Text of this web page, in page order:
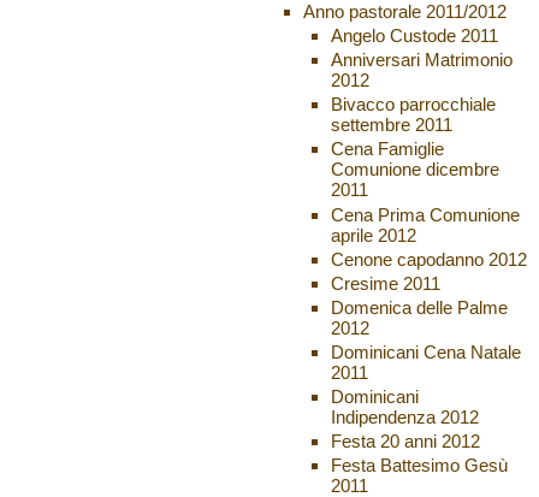
Anno pastorale 2011/2012
Angelo Custode 2011
Anniversari Matrimonio
2012
Bivacco parrocchiale
settembre 2011
Cena Famiglie
Comunione dicembre
2011
Cena Prima Comunione
aprile 2012
Cenone capodanno 2012
Cresime 2011
Domenica delle Palme
2012
Dominicani Cena Natale
2011
Dominicani
Indipendenza 2012
Festa 20 anni 2012
Festa Battesimo Gesù
2011